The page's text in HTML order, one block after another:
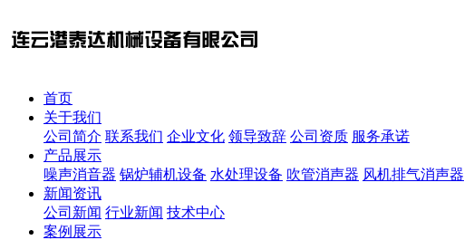
首页
关于我们
公司简介 联系我们 企业文化 领导致辞 公司资质 服务承诺
产品展示
噪声消音器 锅炉辅机设备 水处理设备 吹管消声器 风机排气消声器
新闻资讯
公司新闻 行业新闻 技术中心
案例展示